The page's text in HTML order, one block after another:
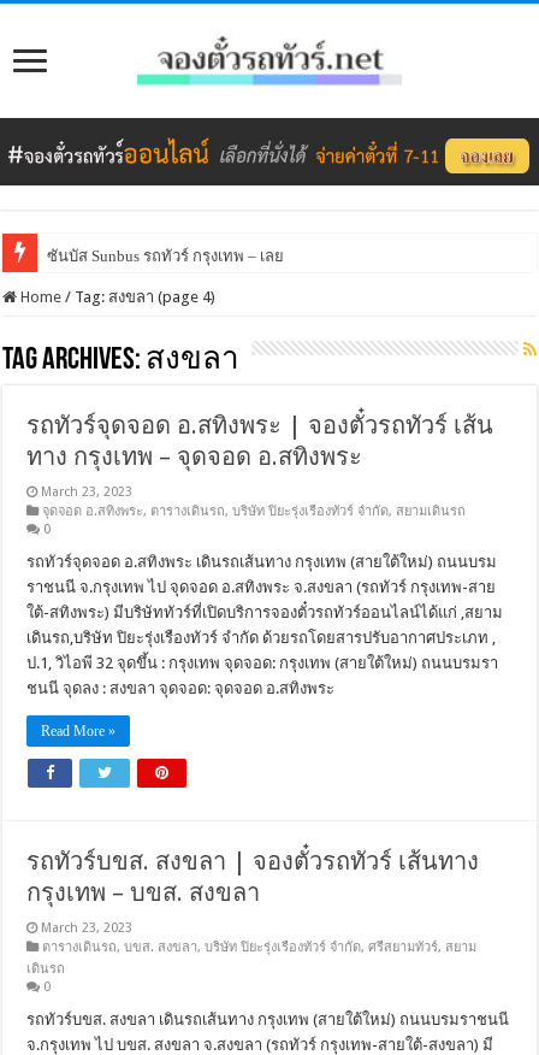
ซันบัส Sunbus รถทัวร์ กรุงเทพ – เลย
Home / Tag: สงขลา (page 4)
Tag Archives: สงขลา
รถทัวร์จุดจอด อ.สทิงพระ | จองตั๋วรถทัวร์ เส้น
ทาง กรุงเทพ – จุดจอด อ.สทิงพระ
March 23, 2023
จุดจอด อ.สทิงพระ, ตารางเดินรถ,บริษัท ปิยะรุ่งเรืองทัวร์ จำกัด, สยามเดินรถ
0
รถทัวร์จุดจอด อ.สทิงพระ เดินรถเส้นทาง กรุงเทพ (สายใต้ใหม่) ถนนบรม
ราชนนี จ.กรุงเทพ ไป จุดจอด อ.สทิงพระ จ.สงขลา (รถทัวร์ กรุงเทพ-สาย
ใต้-สทิงพระ) มีบริษัททัวร์ที่เปิดบริการจองตั๋วรถทัวร์ออนไลน์ได้แก่ ,สยาม
เดินรถ,บริษัท ปิยะรุ่งเรืองทัวร์ จำกัด ด้วยรถโดยสารปรับอากาศประเภท ,
ป.1, วิไอพี 32 จุดขึ้น : กรุงเทพ จุดจอด: กรุงเทพ (สายใต้ใหม่) ถนนบรมรา
ชนนี จุดลง : สงขลา จุดจอด: จุดจอด อ.สทิงพระ
Read More »
รถทัวร์บขส. สงขลา | จองตั๋วรถทัวร์ เส้นทาง
กรุงเทพ – บขส. สงขลา
March 23, 2023
ตารางเดินรถ,บขส. สงขลา,บริษัท ปิยะรุ่งเรืองทัวร์ จำกัด,ศรีสยามทัวร์, สยาม
เดินรถ
0
รถทัวร์บขส. สงขลา เดินรถเส้นทาง กรุงเทพ (สายใต้ใหม่) ถนนบรมราชนนี
จ.กรุงเทพ ไป บขส. สงขลา จ.สงขลา (รถทัวร์ กรุงเทพ-สายใต้-สงขลา) มี